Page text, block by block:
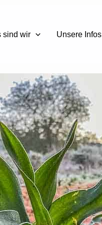
sind wir Unsere Infos